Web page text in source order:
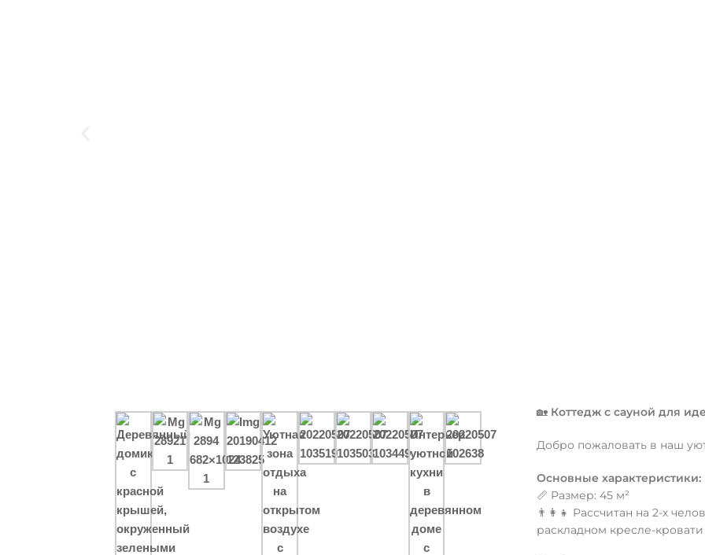
🏡 Коттедж с сауной для
Добро пожаловать в наш
Основные характеристики:
📏 Размер: 45 м²
👨‍👩‍👧 Рассчитан на 2-х
раскладном кресле-кровати